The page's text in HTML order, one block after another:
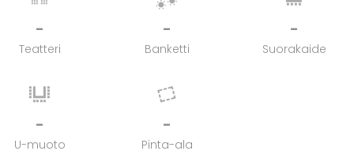
-
Teatteri
-
Banketti
-
Suorakaide
-
U-muoto
-
Pinta-ala